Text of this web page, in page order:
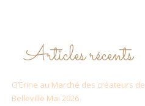
Articles récents
O’Erine au Marché des créateurs de
Belleville Mai 2026